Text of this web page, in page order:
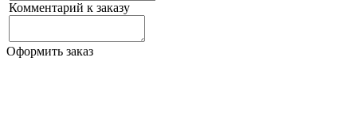
Комментарий к заказу
Оформить заказ